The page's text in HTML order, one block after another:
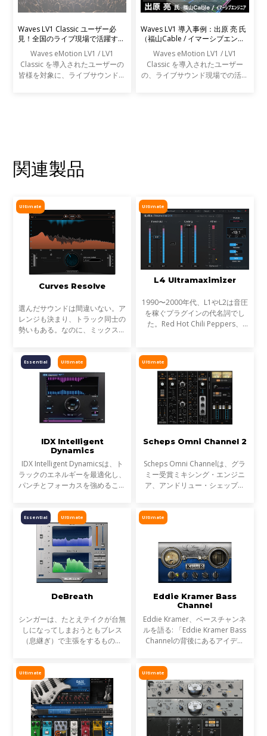
Waves LV1 Classic ユーザー必
見！全国のライブ現場で活躍する
Waves eMotion LV1 / LV1
Classic を導入されたユーザーの
皆様を対象に、ライブサウンドの
Waves LV1 導入事例：出原 亮 氏
（福山Cable / イマーシブエンジ
Waves eMotion LV1 / LV1
Classic を導入されたユーザー
の、ライブサウンド現場での活用
関連製品
Ultimate
Curves Resolve
選んだサウンドは間違いない。ア
レンジも決まり、トラック同士の
勢いもある。なのに、ミックスが
らです。これが音のマスキングと
言われる現象です。
Ultimate
L4 Ultramaximizer
1990〜2000年代、L1やL2は音圧
を稼ぐプラグインの代名詞でし
た。Red Hot Chili Peppers、
ウンドは世界を席巻しました。し
かし今、音楽は単なる音圧では
Ultimate
Essential
IDX Intelligent
Dynamics
IDX Intelligent Dynamicsは、ト
ラックのエネルギーを最適化し、
パンチとフォーカスを強めること
Ultimate
Scheps Omni Channel 2
Scheps Omni Channelは、グラ
ミー受賞ミキシング・エンジニ
ア、アンドリュー・シェップス
なチャンネル・ストリップ・プラ
Ultimate
Essential
DeBreath
シンガーは、たとえテイクが台無
しになってしまおうともブレス
（息継ぎ）で主張をするもので
あるいは除去することができま
す。つまり、シンガーはエンジ
Ultimate
Eddie Kramer Bass
Channel
Eddie Kramer、ベースチャンネ
ルを語る: 「Eddie Kramer Bass
Channelの背後にあるアイデア
トベースを作り上げるというこ
と。一般的に中低域に特徴を
Ultimate Ultimate